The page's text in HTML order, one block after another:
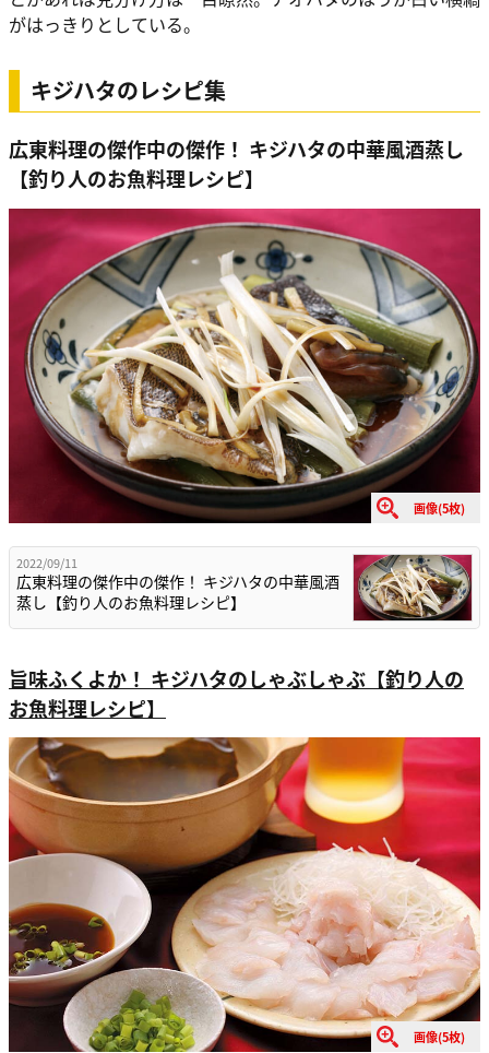
がはっきりとしている。
キジハタのレシピ集
広東料理の傑作中の傑作！ キジハタの中華風酒蒸し
【釣り人のお魚料理レシピ】
画像(5枚)
2022/09/11
広東料理の傑作中の傑作！ キジハタの中華風酒
蒸し【釣り人のお魚料理レシピ】
旨味ふくよか！ キジハタのしゃぶしゃぶ【釣り人の
お魚料理レシピ】
画像(5枚)